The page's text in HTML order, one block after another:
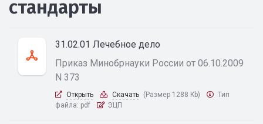
стандарты
31.02.01 Лечебное дело
Приказ Минобрнауки России от 06.10.2009
N 373
Открыть Скачать (Размер 1288 Kb)
Тип
файла: pdf ЭЦП